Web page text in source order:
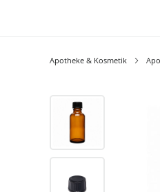
Apotheke & Kosmetik
Bildergalerie